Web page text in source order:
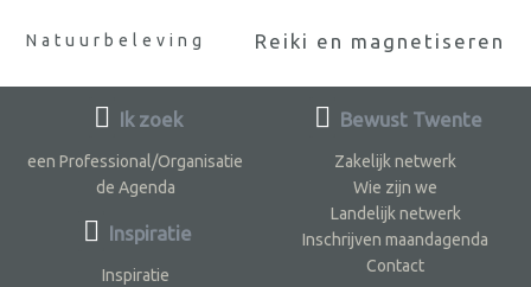
Natuurbeleving Reiki en magnetiseren
Ik zoek
een Professional/Organisatie
de Agenda
Inspiratie
Inspiratie
Bewust Twente
Zakelijk netwerk
Wie zijn we
Landelijk netwerk
Inschrijven maandagenda
Contact